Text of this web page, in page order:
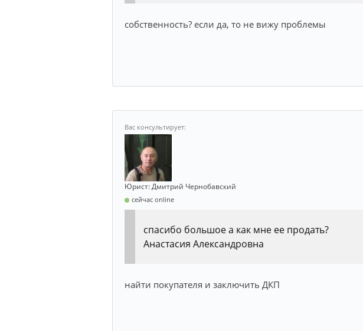
собственность? если да, то не вижу проблемы
Юрист: Дмитрий Чернобавский
сейчас online
спасибо большое а как мне ее продать?
Анастасия Александровна
найти покупателя и заключить ДКП